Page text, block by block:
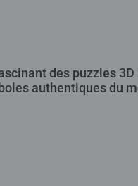
des puzzles
authentiques du